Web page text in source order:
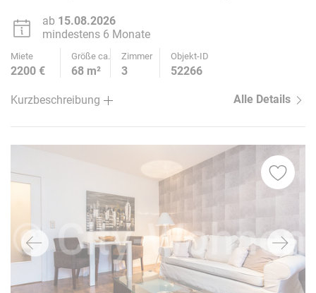
ab 15.08.2026
mindestens 6 Monate
Miete Größe ca. Zimmer Objekt-ID
2200 € 68 m² 3 52266
Kurzbeschreibung Alle Details